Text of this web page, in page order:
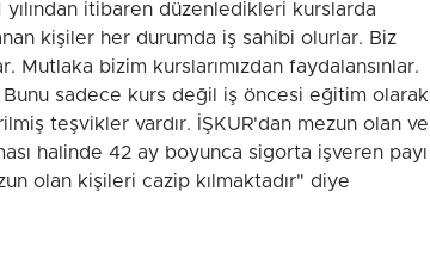
yılından itibaren düzenledikleri kurslarda
kişiler her durumda iş sahibi olurlar. Biz
Mutlaka bizim kurslarımızdan faydalansınlar.
Bunu sadece kurs değil iş öncesi eğitim olarak
teşvikler vardır. İŞKUR'dan mezun olan ve
halinde 42 ay boyunca sigorta işveren payı
olan kişileri cazip kılmaktadır" diye